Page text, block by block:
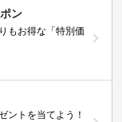
ン
もお得な「特別価
ントを当てよう！